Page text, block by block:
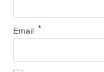
Email *